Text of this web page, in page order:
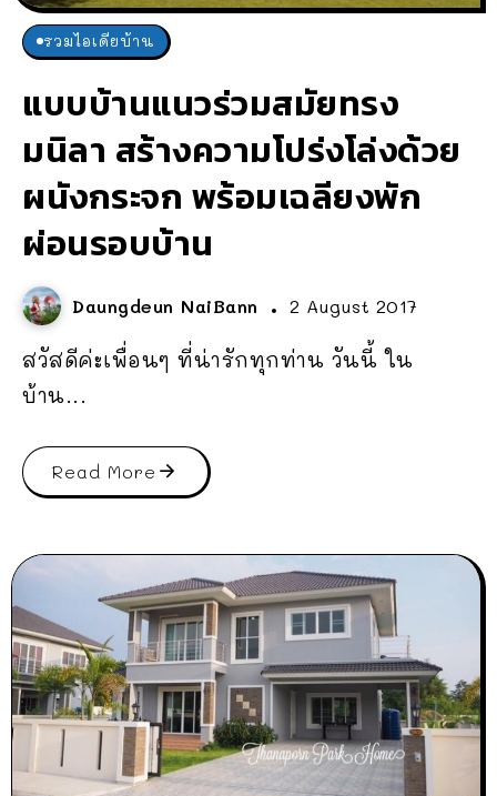
รวมไอเดียบ้าน
แบบบ้านแนวร่วมสมัยทรง
มนิลา สร้างความโปร่งโล่งด้วย
ผนังกระจก พร้อมเฉลียงพัก
ผ่อนรอบบ้าน
Daungdeun NaiBann 2 August 2017
สวัสดีค่ะเพื่อนๆ ที่น่ารักทุกท่าน วันนี้ ใน
บ้าน...
Read More